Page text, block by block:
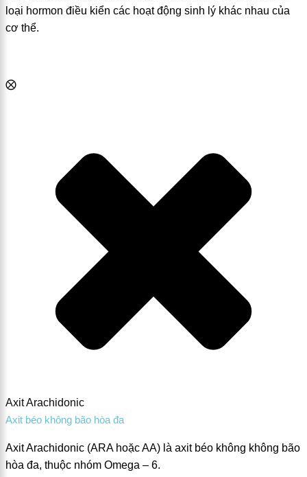
loại hormon điều kiển các hoạt động sinh lý khác nhau của
cơ thể.
⨂
Axit Arachidonic
Axit béo không bão hòa đa
Axit Arachidonic (ARA hoặc AA) là axit béo không không bão
hòa đa, thuộc nhóm Omega – 6.